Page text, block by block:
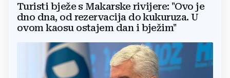
Turisti bježe s Makarske rivijere: "Ovo je
dno dna, od rezervacija do kukuruza. U
ovom kaosu ostajem dan i bježim"